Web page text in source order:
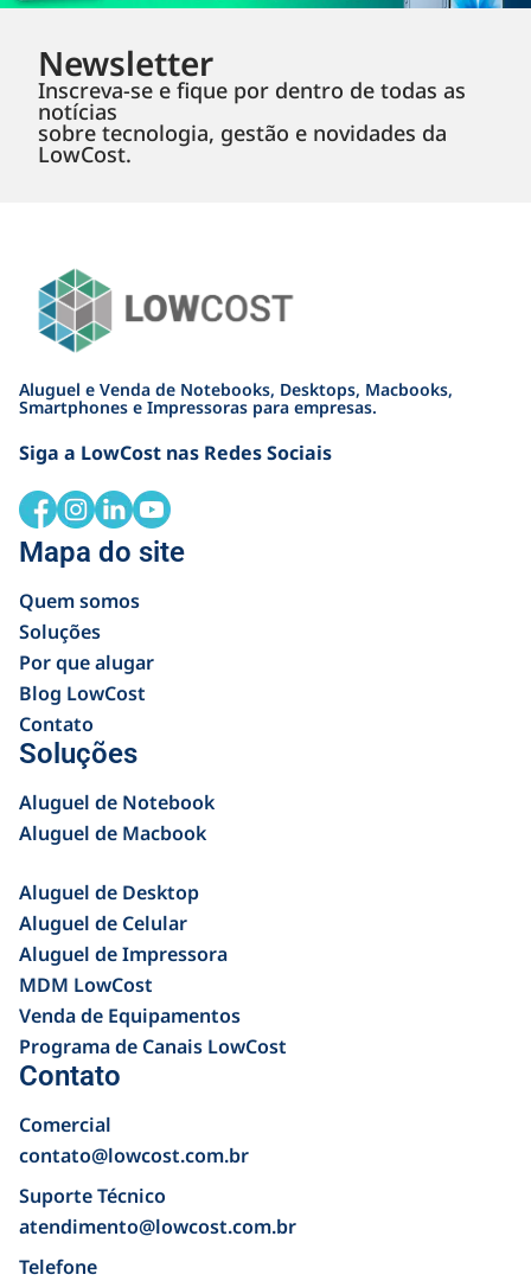
Newsletter
Inscreva-se e fique por dentro de todas as
notícias
sobre tecnologia, gestão e novidades da
LowCost.
Aluguel e Venda de Notebooks, Desktops, Macbooks,
Smartphones e Impressoras para empresas.
Siga a LowCost nas Redes Sociais
Mapa do site
Quem somos
Soluções
Por que alugar
Blog LowCost
Contato
Soluções
Aluguel de Notebook
Aluguel de Macbook
Aluguel de Desktop
Aluguel de Celular
Aluguel de Impressora
MDM LowCost
Venda de Equipamentos
Programa de Canais LowCost
Contato
Comercial
contato@lowcost.com.br
Suporte Técnico
atendimento@lowcost.com.br
Telefone